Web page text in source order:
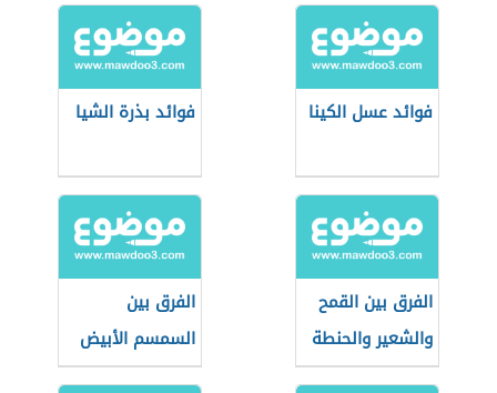
فوائد عسل الكينا فوائد بذرة الشيا
الفرق بين القمح
والشعير والحنطة
الفرق بين
السمسم الأبيض
والأسود